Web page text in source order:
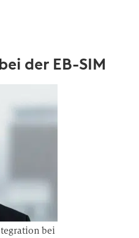
der EB-SIM
bei